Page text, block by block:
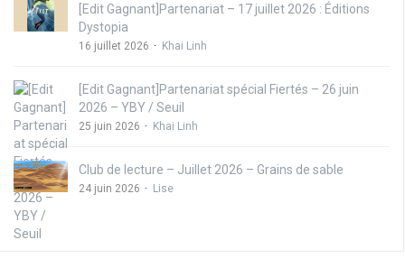
[Edit Gagnant]Partenariat – 17 juillet 2026 : Éditions
Dystopia
16 juillet 2026 Khai Linh
[Edit Gagnant]Partenariat spécial Fiertés – 26 juin
2026 – YBY / Seuil
25 juin 2026 Khai Linh
Club de lecture – Juillet 2026 – Grains de sable
24 juin 2026 Lise